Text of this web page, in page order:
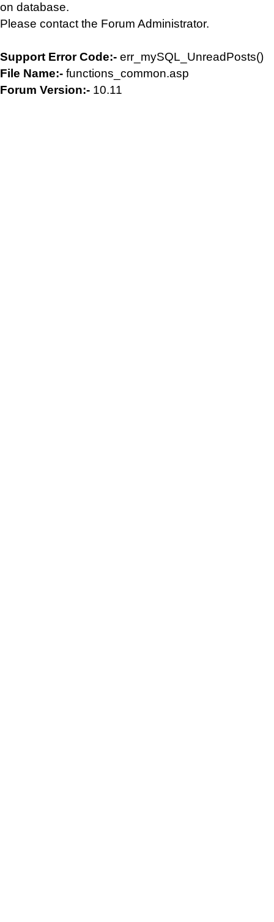
on database.
Please contact the Forum Administrator.
Support Error Code:- err_mySQL_UnreadPosts()
File Name:- functions_common.asp
Forum Version:- 10.11